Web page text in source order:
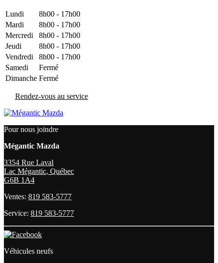
Lundi
8h00 - 17h00
Mardi
8h00 - 17h00
Mercredi
8h00 - 17h00
Jeudi
8h00 - 17h00
Vendredi
8h00 - 17h00
Samedi
Fermé
Dimanche Fermé
Rendez-vous au service
Pour nous joindre
Mégantic Mazda
3354 Rue Laval
Lac Mégantic, Québec
G6B 1A4
Ventes: 819 583-5777
Service: 819 583-5777
Véhicules neufs